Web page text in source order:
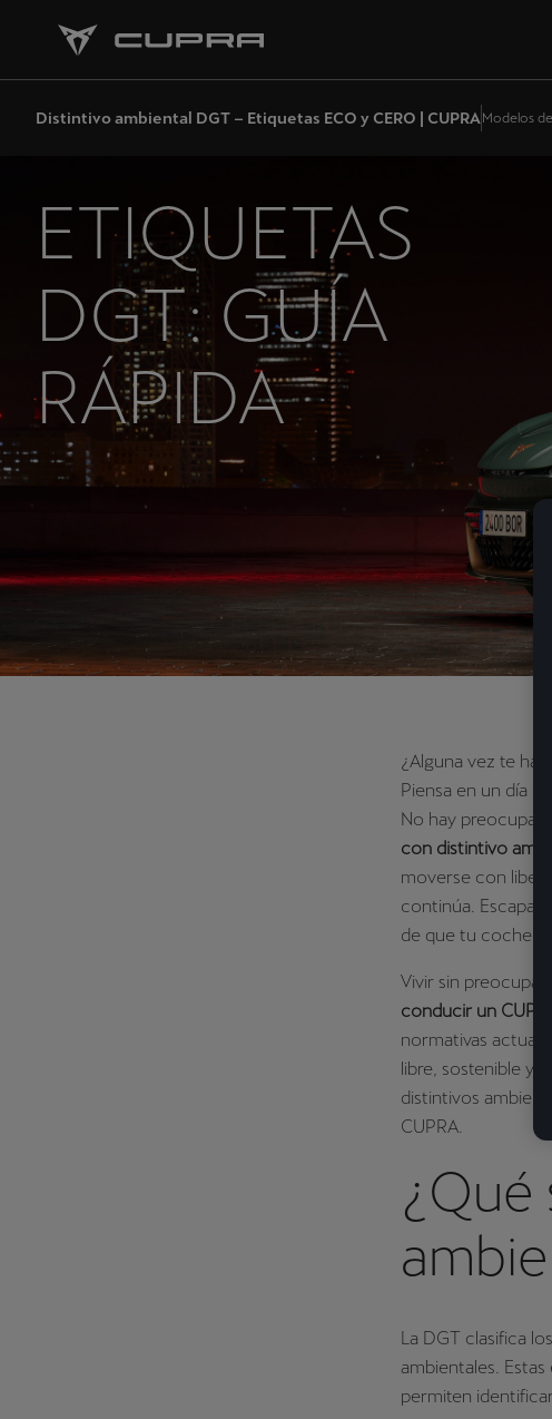
Distintivo ambiental DGT – Etiquetas ECO y CERO | CUPRA Modelos
ETIQUETAS
DGT: GUÍA
RÁPIDA
¿Alguna vez te
Piensa en un día
No hay
con distintivo
moverse con
continúa.
de que tu coche
Vivir sin
conducir un
normativas
libre, sostenible y
distintivos
CUPRA.
¿Qué
La DGT clasifica
ambientales.
permiten